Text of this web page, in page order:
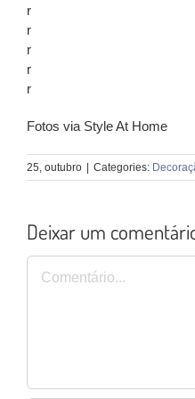
r
r
r
r
r
Fotos via Style At Home
25, outubro | Categories:
Deixar um
Comentário